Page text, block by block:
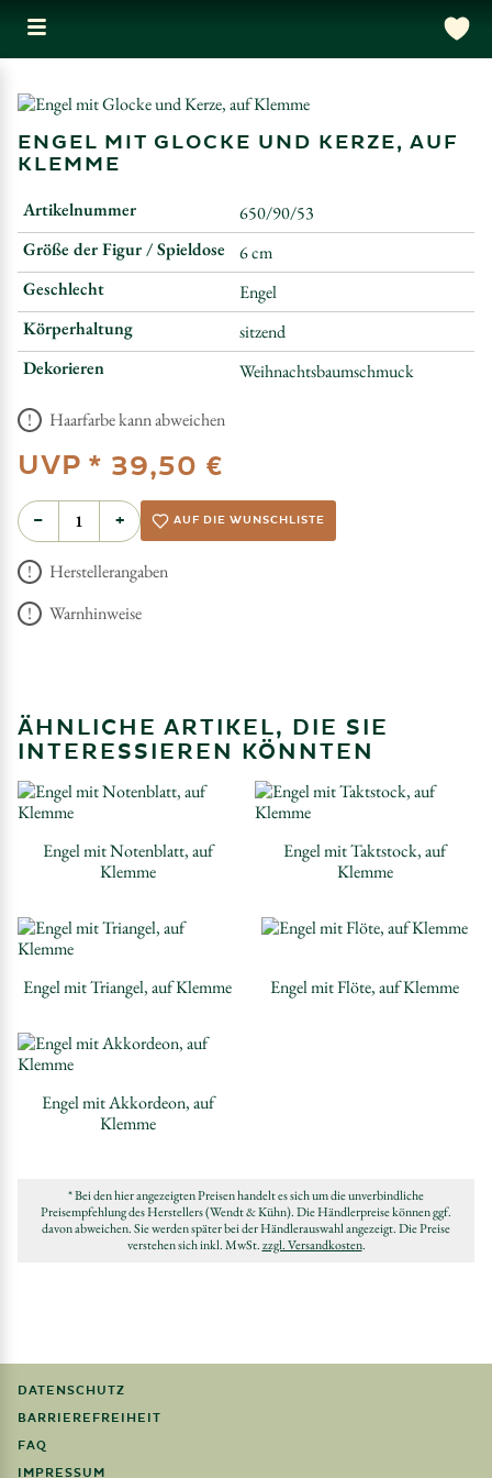
ENGEL MIT GLOCKE UND KERZE, AUF
KLEMME
Artikelnummer
650/90/53
Größe der Figur / Spieldose
6 cm
Geschlecht
Engel
Körperhaltung
sitzend
Dekorieren
Weihnachtsbaumschmuck
Haarfarbe kann abweichen
UVP * 39,50 €
− + AUF DIE WUNSCHLISTE
Herstellerangaben
Warnhinweise
ÄHNLICHE ARTIKEL, DIE SIE
INTERESSIEREN KÖNNTEN
Engel mit Notenblatt, auf
Klemme
Engel mit Taktstock, auf
Klemme
Engel mit Triangel, auf Klemme Engel mit Flöte, auf Klemme
Engel mit Akkordeon, auf
Klemme
* Bei den hier angezeigten Preisen handelt es sich um die unverbindliche
Preisempfehlung des Herstellers (Wendt & Kühn). Die Händlerpreise können ggf.
davon abweichen. Sie werden später bei der Händlerauswahl angezeigt. Die Preise
verstehen sich inkl. MwSt.zzgl. Versandkosten.
DATENSCHUTZ
BARRIEREFREIHEIT
FAQ
IMPRESSUM